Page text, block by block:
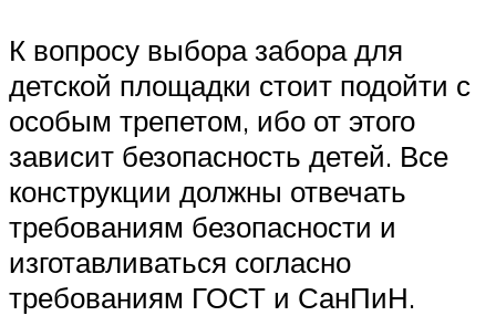
К вопросу выбора забора для
детской площадки стоит подойти с
особым трепетом, ибо от этого
зависит безопасность детей. Все
конструкции должны отвечать
требованиям безопасности и
изготавливаться согласно
требованиям ГОСТ и СанПиН.